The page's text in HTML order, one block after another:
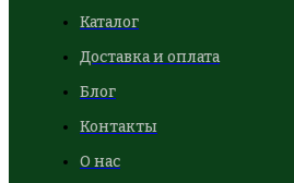
Каталог
Доставка и оплата
Блог
Контакты
О нас